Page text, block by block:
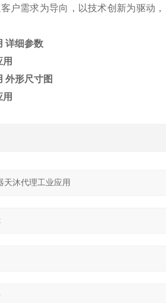
户需求为导向，以技术创新为驱动
详细参数
外形尺寸图